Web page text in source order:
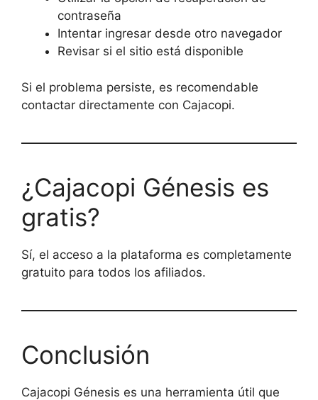
contraseña
Intentar ingresar desde otro navegador
Revisar si el sitio está disponible
Si el problema persiste, es recomendable
contactar directamente con Cajacopi.
¿Cajacopi Génesis es
gratis?
Sí, el acceso a la plataforma es completamente
gratuito para todos los afiliados.
Conclusión
Cajacopi Génesis es una herramienta útil que